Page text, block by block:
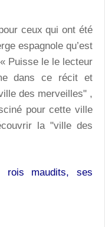
ceux qui ont été
espagnole qu’est
Puisse le le lecteur
dans ce récit et
des merveilles" ,
pour cette ville
la "ville des
rois maudits, ses